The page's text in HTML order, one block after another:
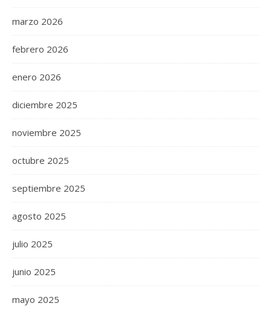
marzo 2026
febrero 2026
enero 2026
diciembre 2025
noviembre 2025
octubre 2025
septiembre 2025
agosto 2025
julio 2025
junio 2025
mayo 2025